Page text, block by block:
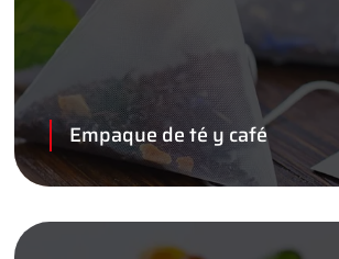
Empaque de té y café